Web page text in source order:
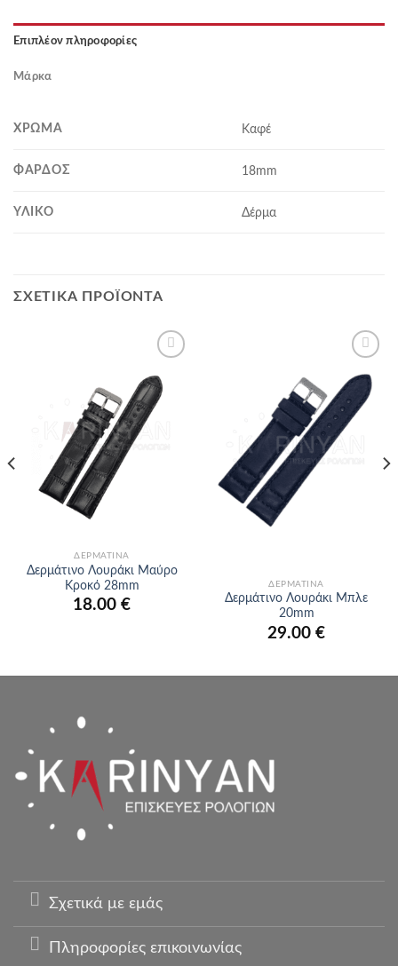
Επιπλέον πληροφορίες
Μάρκα
ΧΡΏΜΑ Καφέ
ΦΆΡΔΟΣ 18mm
ΥΛΙΚΌ Δέρμα
ΣΧΕΤΙΚΆ ΠΡΟΪΌΝΤΑ
στα
αγαπημένα
ΔΕΡΜΆΤΙΝΑ
Δερμάτινο Λουράκι Μαύρο
Κροκό 28mm
18.00 €
στα
αγαπημένα
ΔΕΡΜΆΤΙΝΑ
Δερμάτινο Λουράκι Μπλε
20mm
29.00 €
Σχετικά με εμάς
Πληροφορίες επικοινωνίας